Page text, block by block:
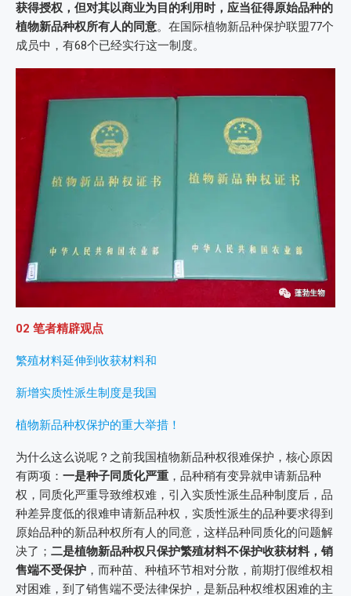
获得授权，但对其以商业为目的利用时，应当征得原始品种的
植物新品种权所有人的同意。在国际植物新品种保护联盟77个
成员中，有68个已经实行这一制度。
02 笔者精辟观点
繁殖材料延伸到收获材料和
新增实质性派生制度是我国
植物新品种权保护的重大举措！
为什么这么说呢？之前我国植物新品种权很难保护，核心原因
有两项： 一是种子同质化严重 ，品种稍有变异就申请新品种
权，同质化严重导致维权难，引入实质性派生品种制度后，品
种差异度低的很难申请新品种权，实质性派生的品种要求得到
原始品种的新品种权所有人的同意，这样品种同质化的问题解
决了； 二是植物新品种权只保护繁殖材料不保护收获材料，销
售端不受保护 ，而种苗、种植环节相对分散，前期打假维权相
对困难，到了销售端不受法律保护，是新品种权维权困难的主